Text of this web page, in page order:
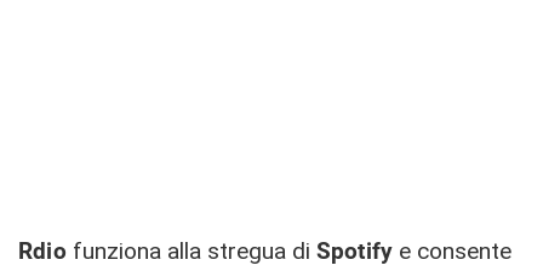
Rdio funziona alla stregua di Spotify e consente